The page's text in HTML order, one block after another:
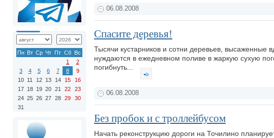
Пн Вт Ср Чт Пт Сб Вс
1
2
3
4 5 6 7 8
9
10 11 12 13 14 15
16
17 18 19 20 21 22
23
24 25 26 27 28 29
30
31
06.08.2008
Спасите деревья!
Тысячи кустарников и сотни деревьев, высаженные
нуждаются в ежедневном поливе в жаркую сухую
погибнуть...
06.08.2008
Без пробок и с троллейбусом
Начать реконструкцию дороги на Точилино